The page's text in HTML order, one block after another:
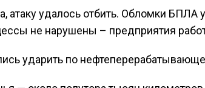
атаку удалось отбить. Обломки БПЛА
не нарушены – предприятия
ударить по